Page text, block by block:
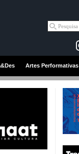
Artes Performativas